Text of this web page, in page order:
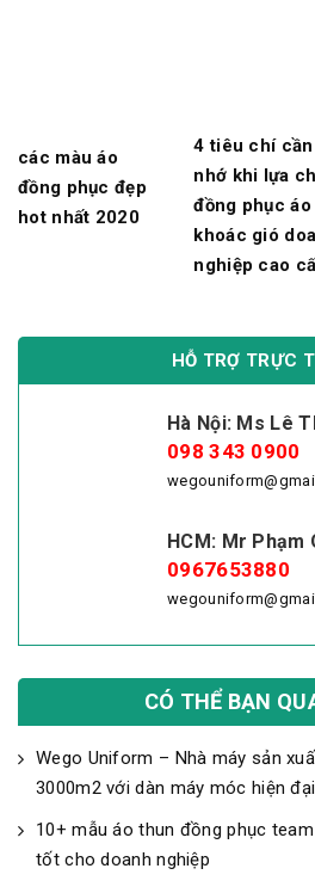
các màu áo
đồng phục đẹp
hot nhất 2020
4 tiêu chí cần
nhớ khi lựa
đồng phục áo
khoác gió
nghiệp cao
HỖ TRỢ TRỰC
Hà Nội: Ms Lê
098 343 0900
HCM: Mr Phạm
0967653880
CÓ THỂ BẠN
Wego Uniform – Nhà máy sản
3000m2 với dàn máy móc hiện đại
10+ mẫu áo thun đồng phục
tốt cho doanh nghiệp